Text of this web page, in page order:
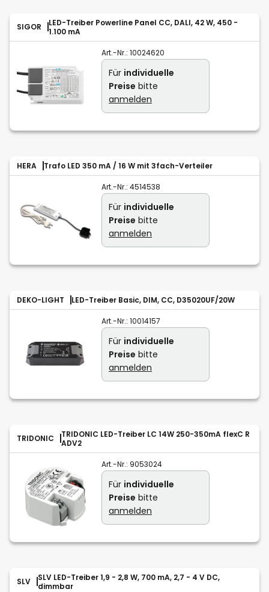
SIGOR
LED-Treiber Powerline Panel CC, DALI, 42 W, 450 -
1.100 mA
Art.-Nr.: 10024620
Für individuelle
Preise bitte
anmelden
HERA Trafo LED 350 mA / 16 W mit 3fach-Verteiler
Art.-Nr.: 4514538
Für individuelle
Preise bitte
anmelden
DEKO-LIGHT LED-Treiber Basic, DIM, CC, D35020UF/20W
Art.-Nr.: 10014157
Für individuelle
Preise bitte
anmelden
TRIDONIC
TRIDONIC LED-Treiber LC 14W 250-350mA flexC R
ADV2
Art.-Nr.: 9053024
Für individuelle
Preise bitte
anmelden
SLV
SLV LED-Treiber 1,9 - 2,8 W, 700 mA, 2,7 - 4 V DC,
dimmbar